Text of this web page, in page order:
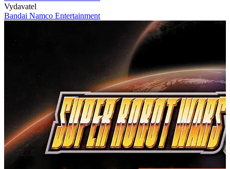
Vydavatel
Bandai Namco Entertainment